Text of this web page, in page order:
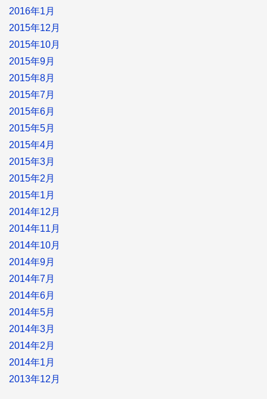
2016年1月
2015年12月
2015年10月
2015年9月
2015年8月
2015年7月
2015年6月
2015年5月
2015年4月
2015年3月
2015年2月
2015年1月
2014年12月
2014年11月
2014年10月
2014年9月
2014年7月
2014年6月
2014年5月
2014年3月
2014年2月
2014年1月
2013年12月